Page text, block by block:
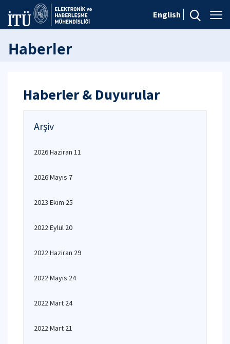
English
Haberler
Haberler & Duyurular
Arşiv
2026 Haziran 11
2026 Mayıs 7
2023 Ekim 25
2022 Eylül 20
2022 Haziran 29
2022 Mayıs 24
2022 Mart 24
2022 Mart 21